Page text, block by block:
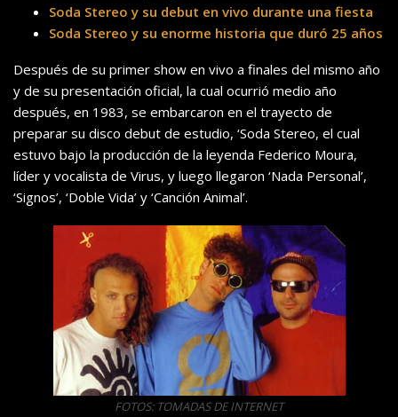
Soda Stereo y su debut en vivo durante una fiesta
Soda Stereo y su enorme historia que duró 25 años
Después de su primer show en vivo a finales del mismo año
y de su presentación oficial, la cual ocurrió medio año
después, en 1983, se embarcaron en el trayecto de
preparar su disco debut de estudio, ‘Soda Stereo, el cual
estuvo bajo la producción de la leyenda Federico Moura,
líder y vocalista de Virus, y luego llegaron ‘Nada Personal’,
‘Signos’, ‘Doble Vida’ y ‘Canción Animal’.
FOTOS: TOMADAS DE INTERNET